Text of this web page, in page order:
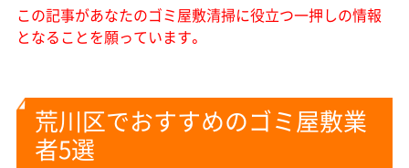
この記事があなたのゴミ屋敷清掃に役立つ一押しの情報
となることを願っています。
荒川区でおすすめのゴミ屋敷業
者5選